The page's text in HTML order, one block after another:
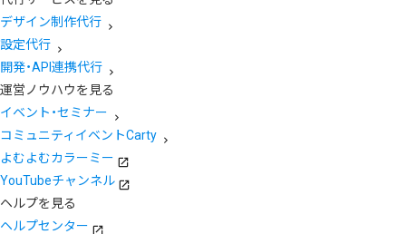
デザイン制作代行
設定代行
開発・API連携代行
運営ノウハウを見る
イベント・セミナー
コミュニティイベントCarty
よむよむカラーミー
YouTubeチャンネル
ヘルプを見る
ヘルプセンター